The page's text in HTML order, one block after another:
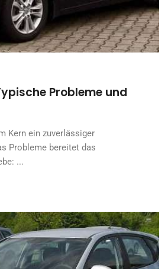
Probleme und
Kern ein zuverlässiger
Probleme bereitet das
...